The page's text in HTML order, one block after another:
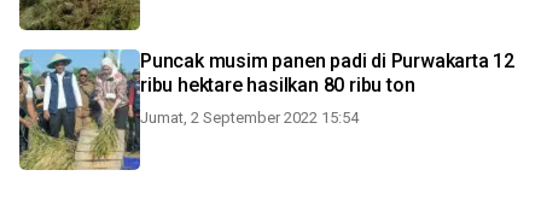
Puncak musim panen padi di Purwakarta 12
ribu hektare hasilkan 80 ribu ton
Jumat, 2 September 2022 15:54